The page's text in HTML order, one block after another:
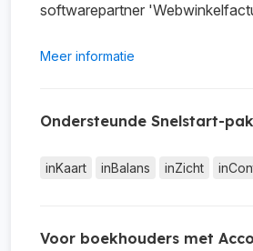
softwarepartner
Meer informatie
Ondersteunde Snelstart-
inKaart inBalans inZicht
Voor boekhouders met